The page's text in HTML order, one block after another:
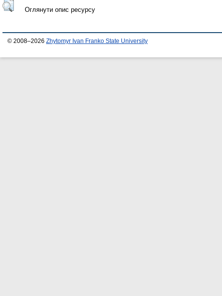
Оглянути опис ресурсу
© 2008–2026 Zhytomyr Ivan Franko State University